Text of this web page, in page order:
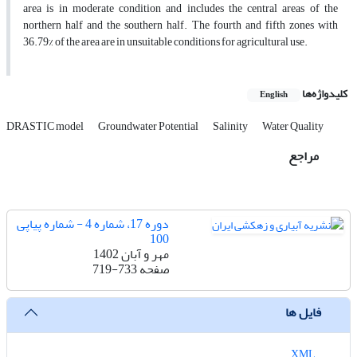
area is in moderate condition and includes the central areas of the
northern half and the southern half. The fourth and fifth zones with
36.79% of the area are in unsuitable conditions for agricultural use.
کلیدواژه‌ها English
DRASTIC model Groundwater Potential Salinity Water Quality
مراجع
دوره 17، شماره 4 - شماره پیاپی
100
مهر و آبان 1402
صفحه719-733
فایل ها